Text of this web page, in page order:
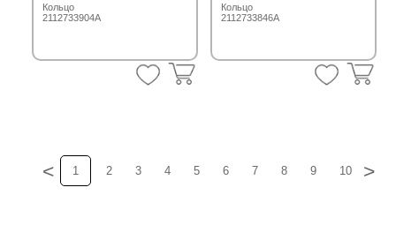
Кольцо
2112733846A
Кольцо
2112733904A
< 1 2 3 4 5 6 7 8 9 10 >